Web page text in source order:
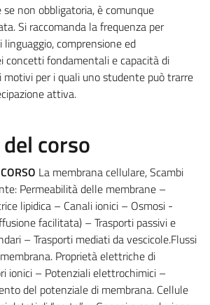
non obbligatoria, è comunque
Si raccomanda la frequenza per
linguaggio, comprensione ed
concetti fondamentali e capacità di
motivi per i quali uno studente può trarre
attiva.
corso
La membrana cellulare, Scambi
Permeabilità delle membrane –
lipidica – Canali ionici – Osmosi -
facilitata) – Trasporti passivi e
– Trasporti mediati da vescicole.Flussi
Proprietà elettriche di
ionici – Potenziali elettrochimici –
del potenziale di membrana. Cellule